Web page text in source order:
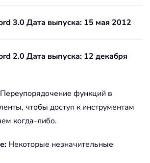
3.0 Дата выпуска: 15 мая 2012
2.0 Дата выпуска: 12 декабря
Переупорядочение функций в
чтобы доступ к инструментам
когда-либо.
Некоторые незначительные